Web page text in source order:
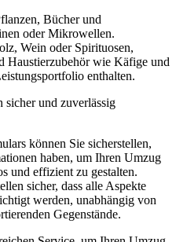
Bücher und
oder Mikrowellen.
Wein oder Spirituosen,
Haustierzubehör wie Käfige und
enthalten.
sicher und zuverlässig
können Sie sicherstellen,
haben, um Ihren Umzug
und effizient zu gestalten.
sicher, dass alle Aspekte
werden, unabhängig von
Gegenstände.